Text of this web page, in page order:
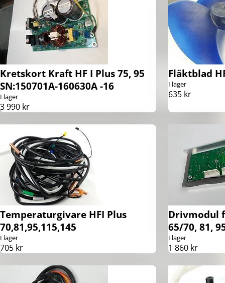
Kretskort Kraft HF I Plus 75, 95
SN:150701A-160630A -16
I lager
3 990 kr
Fläktblad
I lager
635 kr
Temperaturgivare HFI Plus
70,81,95,115,145
I lager
705 kr
Drivmodul
65/70, 81,
I lager
1 860 kr